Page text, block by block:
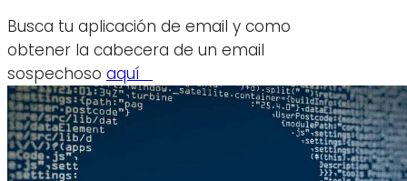
Busca tu aplicación de email y como
obtener la cabecera de un email
sospechoso aquí